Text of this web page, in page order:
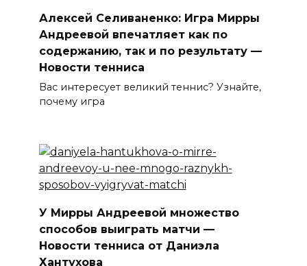
Алексей Селиваненко: Игра Мирры
Андреевой впечатляет как по
содержанию, так и по результату —
Новости тенниса
Вас интересует великий теннис? Узнайте,
почему игра
У Мирры Андреевой множество
способов выиграть матчи —
Новости тенниса от Даниэла
Хантухова